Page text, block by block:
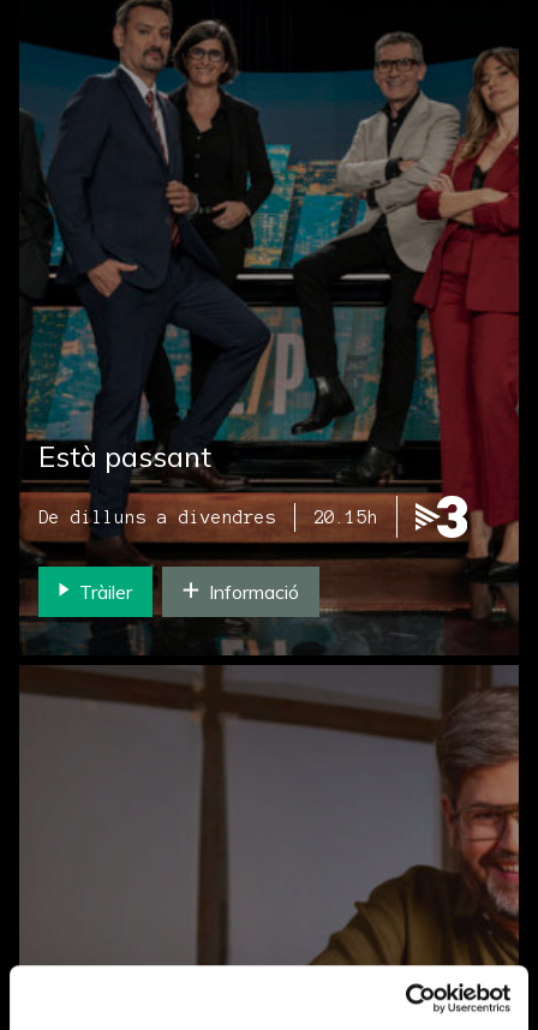
Està passant
De dilluns a divendres 20.15h
Tràiler Informació